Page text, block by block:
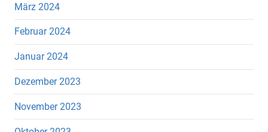
März 2024
Februar 2024
Januar 2024
Dezember 2023
November 2023